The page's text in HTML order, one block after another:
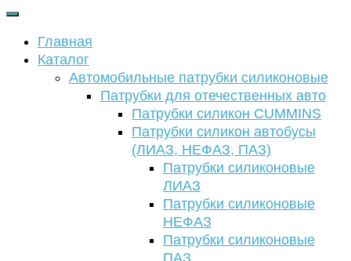
Главная
Каталог
Автомобильные патрубки силиконовые
Патрубки для отечественных авто
Патрубки силикон CUMMINS
Патрубки силикон автобусы
(ЛИАЗ, НЕФАЗ, ПАЗ)
Патрубки силиконовые
ЛИАЗ
Патрубки силиконовые
НЕФАЗ
Патрубки силиконовые
ПАЗ